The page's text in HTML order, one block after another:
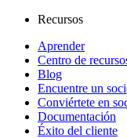
Recursos
Aprender
Centro de
Blog
Encuentre un
Conviértete en
Documentación
Éxito del cliente